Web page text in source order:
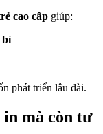
cao cấp giúp:
bì
phát triển lâu dài.
in mà còn tư